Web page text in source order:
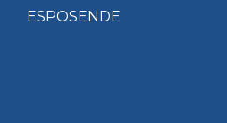
ESPOSENDE